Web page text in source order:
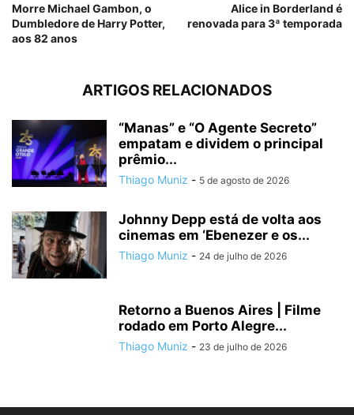
Morre Michael Gambon, o
Dumbledore de Harry Potter,
aos 82 anos
Alice in Borderland é
renovada para 3ª temporada
ARTIGOS RELACIONADOS
“Manas” e “O Agente Secreto”
empatam e dividem o principal
prêmio...
Thiago Muniz - 5 de agosto de 2026
Johnny Depp está de volta aos
cinemas em ‘Ebenezer e os...
Thiago Muniz - 24 de julho de 2026
Retorno a Buenos Aires | Filme
rodado em Porto Alegre...
Thiago Muniz - 23 de julho de 2026